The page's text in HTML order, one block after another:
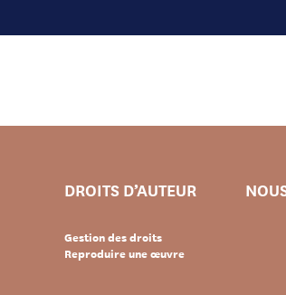
DROITS D’AUTEUR
Gestion des droits
Reproduire une œuvre